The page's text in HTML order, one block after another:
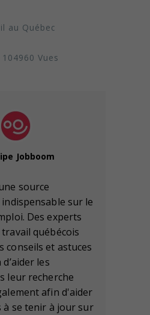
au Québec
104960 Vues
Jobboom
source
sur le
Des experts
québécois
conseils et astuces
les
leur recherche
afin d'aider
à se tenir à jour sur